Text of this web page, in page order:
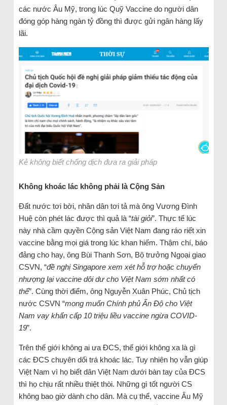
các nước Âu Mỹ, trong lúc Quỹ Vaccine do người dân
đóng góp hàng ngàn tỷ đồng thì được gửi ngân hàng lấy
lãi.
Kẻ không biết chống dịch đưa ra giải pháp
Không khoác lác không phải là Cộng Sản
Đất nước tơi bời, nhân dân tơi tả mà ông Vương Đình
Huệ còn phét lác được thì quả là “tài giỏi”. Thực tế lúc
này nhà cầm quyền Cộng sản Việt Nam đang ráo riết xin
vaccine bằng mọi giá trong lúc khan hiếm. Thậm chí, báo
đảng cho hay, ông Bùi Thanh Sơn, Bộ trưởng Ngoại giao
CSVN, “đề nghị Singapore xem xét hỗ trợ hoặc chuyển
nhượng lại vaccine dôi dư cho Việt Nam sớm nhất có
thể”. Cùng thời điểm, ông Nguyễn Xuân Phúc, Chủ tịch
nước CSVN “mong muốn Chính phủ Ấn Độ cho Việt
Nam vay khẩn cấp 10 triệu liều vaccine ngừa COVID-
19”.
Trên thế giới không ai ưa ĐCS, thế giới không xa là gì
các ĐCS chuyên dối trá khoác lác. Tuy nhiên họ vẫn giúp
Việt Nam vì họ biết dân Việt Nam dưới bàn tay của ĐCS
thì họ chịu rất nhiều thiệt thòi. Những gì tốt người CS
không bao giờ dành cho dân. Mà cụ thể, vaccine Âu Mỹ